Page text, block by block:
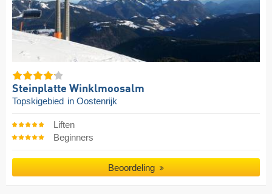
Steinplatte Winklmoosalm
Topskigebied in Oostenrijk
Liften
Beginners
Beoordeling